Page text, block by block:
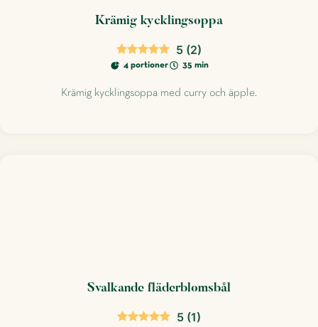
Krämig kycklingsoppa
5 (2)
4 portioner 35 min
Krämig kycklingsoppa med curry och äpple.
Svalkande fläderblomsbål
5 (1)